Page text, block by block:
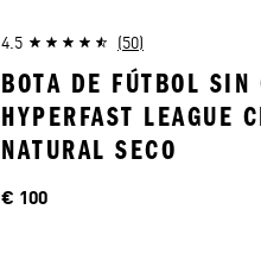
4.5 (50)
BOTA DE FÚTBOL SIN
HYPERFAST LEAGUE
NATURAL SECO
Precio
€ 100